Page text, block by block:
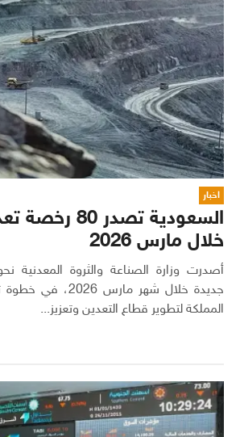
اخبار
السعودية تصدر
خلال مارس 2026
جديدة خلال شهر
المملكة لتطوير قطاع التعدين وتعزيز...